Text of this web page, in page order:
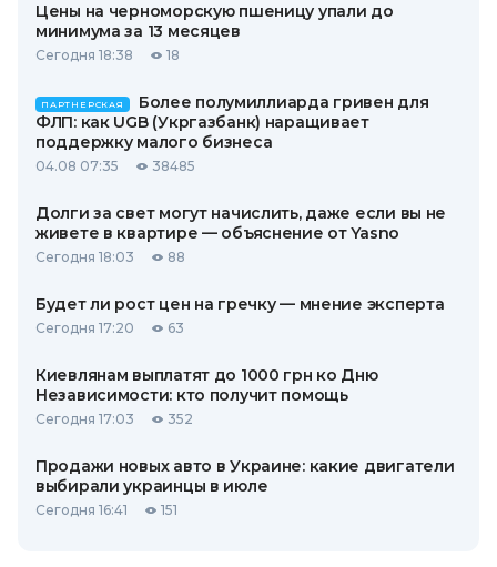
Цены на черноморскую пшеницу упали до
минимума за 13 месяцев
Сегодня 18:38 18
ПАРТНЕРСКАЯ
Более полумиллиарда гривен для
ФЛП: как UGB (Укргазбанк) наращивает
поддержку малого бизнеса
04.08 07:35 38485
Долги за свет могут начислить, даже если вы не
живете в квартире — объяснение от Yasno
Сегодня 18:03 88
Будет ли рост цен на гречку — мнение эксперта
Сегодня 17:20 63
Киевлянам выплатят до 1000 грн ко Дню
Независимости: кто получит помощь
Сегодня 17:03 352
Продажи новых авто в Украине: какие двигатели
выбирали украинцы в июле
Сегодня 16:41 151